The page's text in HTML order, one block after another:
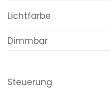
Lichtfarbe
Dimmbar
Steuerung